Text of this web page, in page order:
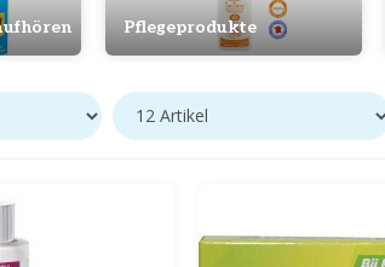
Pflegeprodukte